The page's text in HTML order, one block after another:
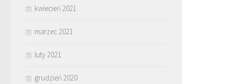
kwiecień 2021
marzec 2021
luty 2021
grudzień 2020